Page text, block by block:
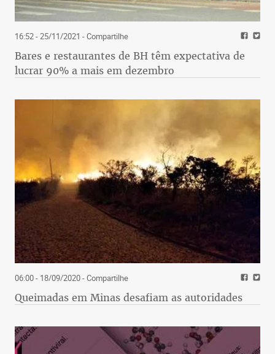
16:52 - 25/11/2021 - Compartilhe
Bares e restaurantes de BH têm expectativa de
lucrar 90% a mais em dezembro
06:00 - 18/09/2020- Compartilhe
Queimadas em Minas desafiam as autoridades